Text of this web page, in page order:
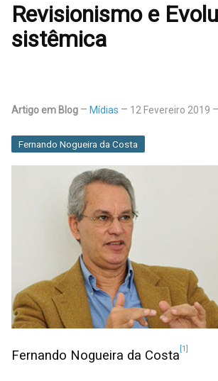
Revisionismo e
sistêmica
Artigo em Blog Mídias 12 Fevereiro 2019
Fernando Nogueira da Costa
Fernando Nogueira da Costa [1]